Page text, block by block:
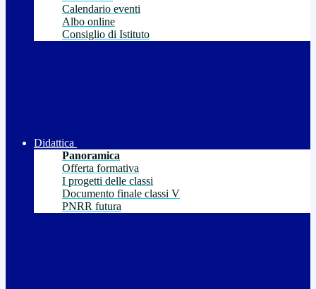
Calendario eventi
Albo online
Consiglio di Istituto
Didattica
Panoramica
Offerta formativa
I progetti delle classi
Documento finale classi V
PNRR futura